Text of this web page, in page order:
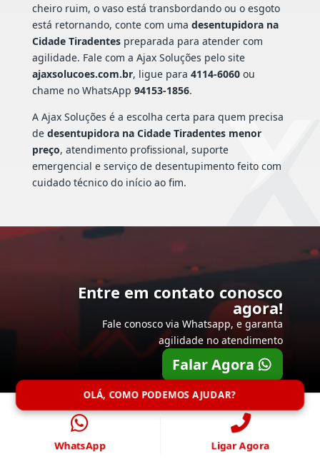
cheiro ruim, o vaso está transbordando ou o esgoto
está retornando, conte com uma desentupidora na
Cidade Tiradentespreparada para atender com
agilidade. Fale com a Ajax Soluções pelo site
ajaxsolucoes.com.br, ligue para 4114-6060ou
chame no WhatsApp 94153-1856.
A Ajax Soluções é a escolha certa para quem precisa
de desentupidora na Cidade Tiradentes menor
preço, atendimento profissional, suporte
emergencial e serviço de desentupimento feito com
cuidado técnico do início ao fim.
Entre em contato conosco
agora!
Fale conosco via Whatsapp, e garanta
agilidade no atendimento
Falar Agora
OLÁ, COMO PODEMOS AJUDAR?
WhatsApp Ligar Agora